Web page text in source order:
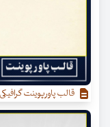
قالب پاورپوینت گرافیکی